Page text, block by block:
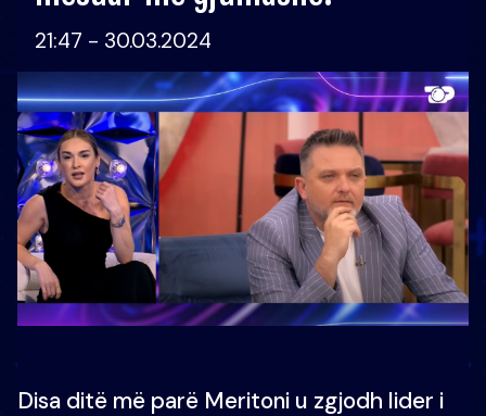
21:47 - 30.03.2024
Disa ditë më parë Meritoni u zgjodh lider i